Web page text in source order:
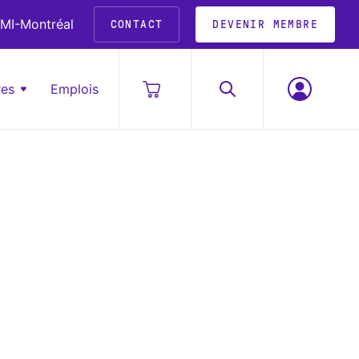
Montréal CONTACT DEVENIR MEMBRE
Emplois